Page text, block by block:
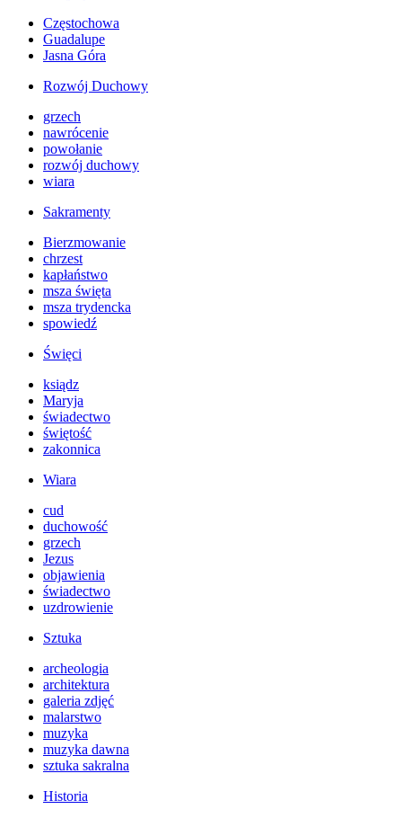
Częstochowa
Guadalupe
Jasna Góra
Rozwój Duchowy
grzech
nawrócenie
powołanie
rozwój duchowy
wiara
Sakramenty
Bierzmowanie
chrzest
kapłaństwo
msza święta
msza trydencka
spowiedź
Święci
ksiądz
Maryja
świadectwo
świętość
zakonnica
Wiara
cud
duchowość
grzech
Jezus
objawienia
świadectwo
uzdrowienie
Sztuka
archeologia
architektura
galeria zdjęć
malarstwo
muzyka
muzyka dawna
sztuka sakralna
Historia